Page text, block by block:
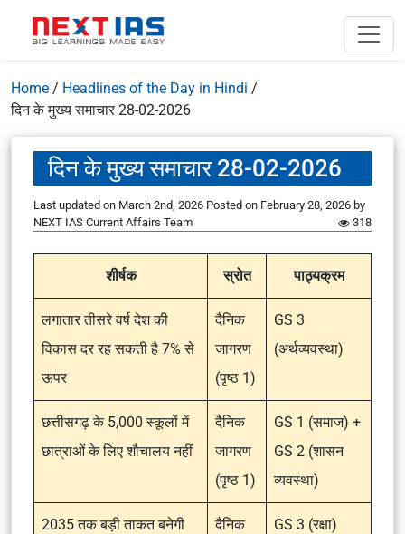
Home / Headlines of the Day in Hindi /
दिन के मुख्य समाचार 28-02-2026
दिन के मुख्य समाचार 28-02-2026
Last updated on March 2nd, 2026 Posted on February 28, 2026 by
NEXT IAS Current Affairs Team
318
शीर्षक स्रोत पाठ्यक्रम
लगातार तीसरे वर्ष देश की
विकास दर रह सकती है 7% से
ऊपर
दैनिक
जागरण
(पृष्ठ 1)
GS 3
(अर्थव्यवस्था)
छत्तीसगढ़ के 5,000 स्कूलों में
छात्राओं के लिए शौचालय नहीं
दैनिक
जागरण
(पृष्ठ 1)
GS 1 (समाज) +
GS 2 (शासन
व्यवस्था)
2035 तक बड़ी ताकत बनेगी
दैनिक
GS 3 (रक्षा)